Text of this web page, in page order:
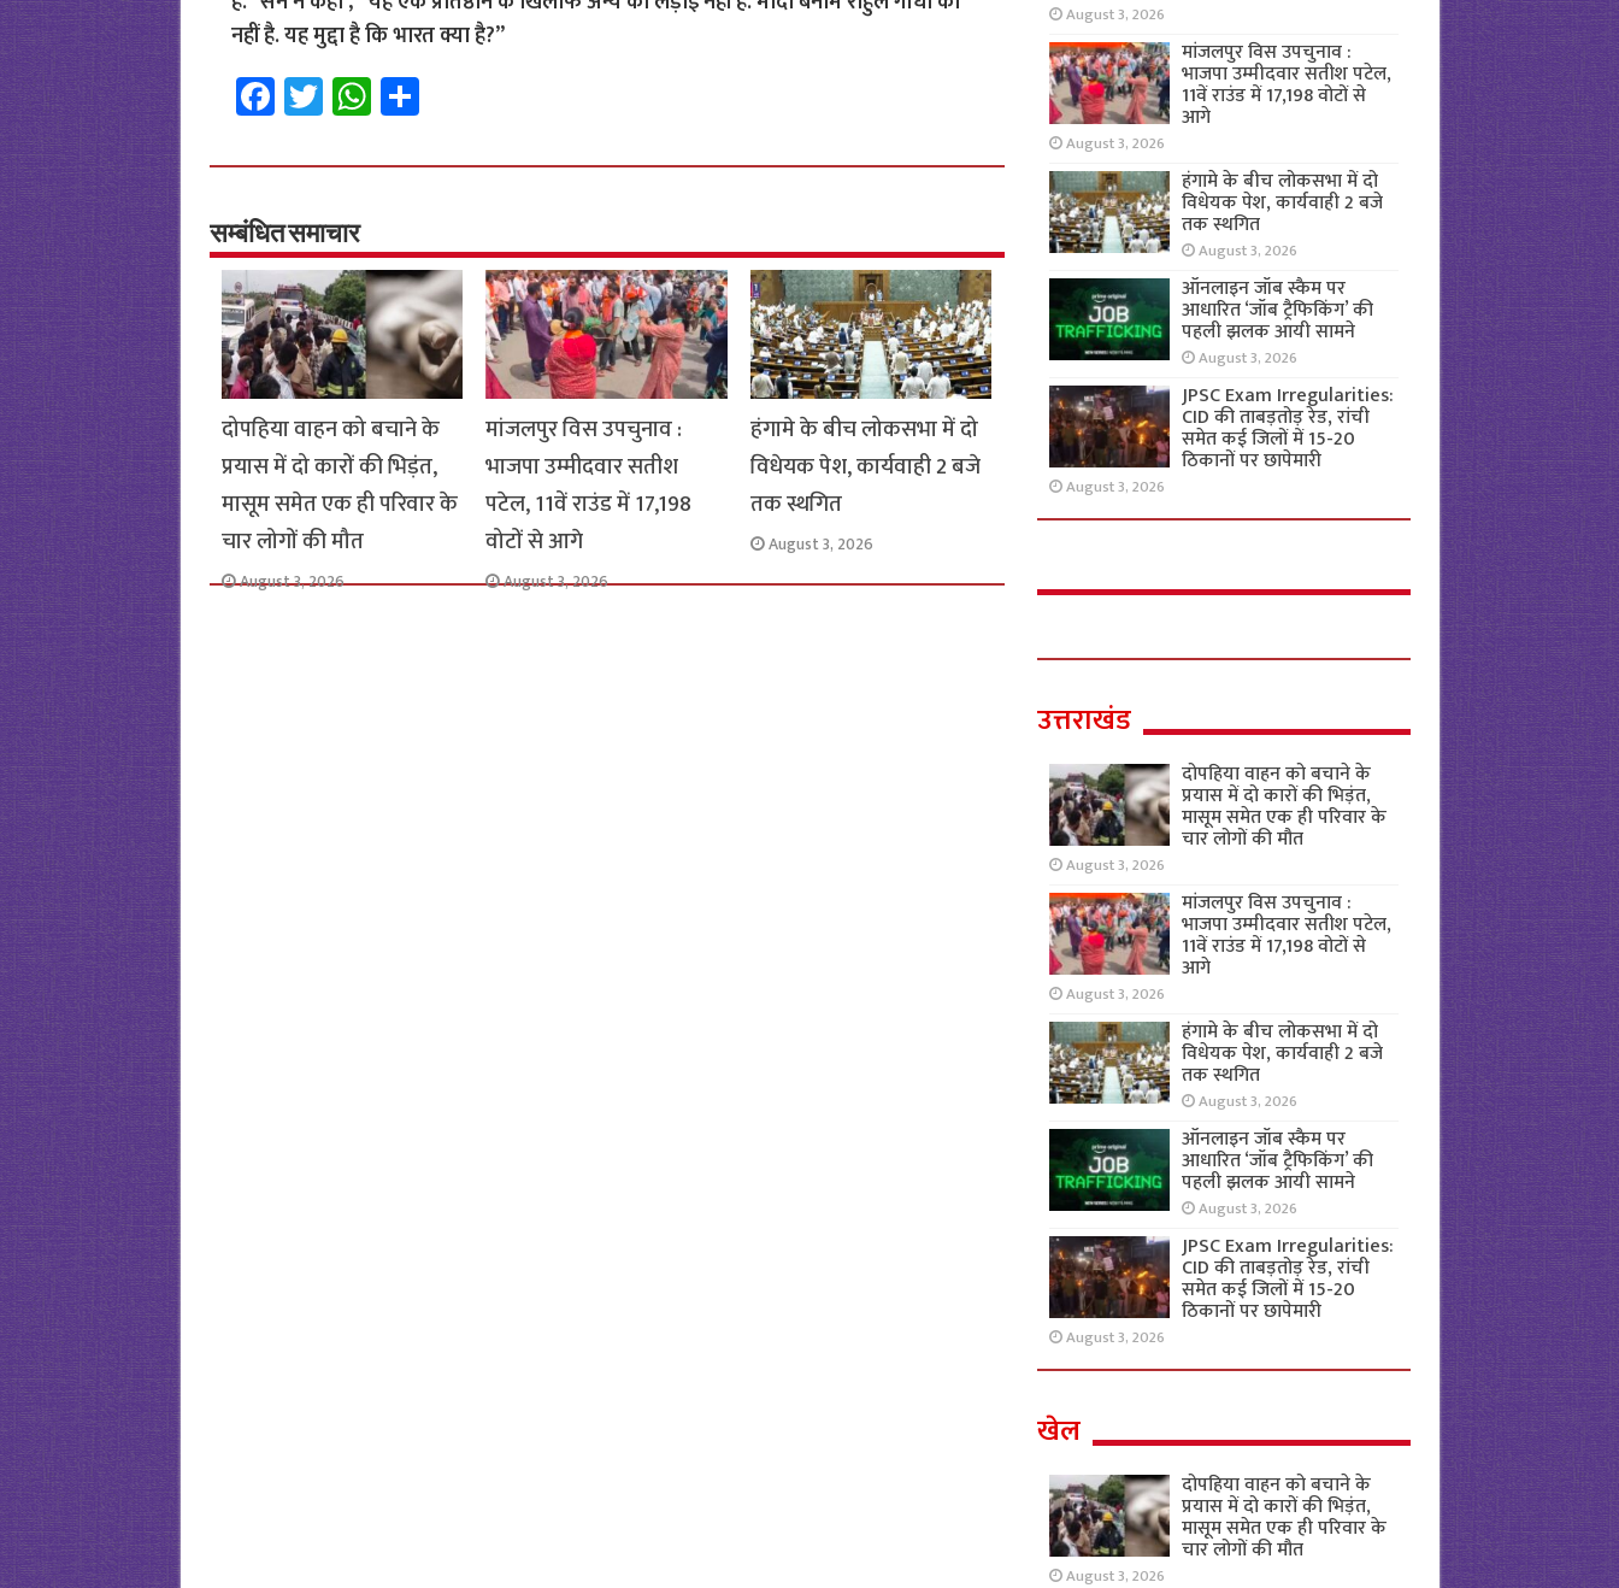
नहीं है. यह मुद्दा है कि भारत क्या है?’’
Fa
ce
b
o
o
k
T
wi
tt
er
W
h
at
p
p
S
h
ar
सम्बंधित समाचार
दोपहिया वाहन को बचाने के
प्रयास में दो कारों की भिड़ंत,
मासूम समेत एक ही परिवार के
चार लोगों की मौत
August 3, 2026
मांजलपुर विस उपचुनाव :
भाजपा उम्मीदवार सतीश
पटेल, 11वें राउंड में 17,198
वोटों से आगे
August 3, 2026
हंगामे के बीच लोकसभा में दो
विधेयक पेश, कार्यवाही 2 बजे
तक स्थगित
August 3, 2026
August 3, 2026
मांजलपुर विस उपचुनाव :
भाजपा उम्मीदवार सतीश पटेल,
11वें राउंड में 17,198 वोटों से
आगे
August 3, 2026
हंगामे के बीच लोकसभा में दो
विधेयक पेश, कार्यवाही 2 बजे
तक स्थगित
August 3, 2026
ऑनलाइन जॉब स्कैम पर
आधारित ‘जॉब ट्रैफिकिंग’ की
पहली झलक आयी सामने
August 3, 2026
JPSC Exam Irregularities:
CID की ताबड़तोड़ रेड, रांची
समेत कई जिलों में 15-20
ठिकानों पर छापेमारी
August 3, 2026
उत्तराखंड
दोपहिया वाहन को बचाने के
प्रयास में दो कारों की भिड़ंत,
मासूम समेत एक ही परिवार के
चार लोगों की मौत
August 3, 2026
मांजलपुर विस उपचुनाव :
भाजपा उम्मीदवार सतीश पटेल,
11वें राउंड में 17,198 वोटों से
आगे
August 3, 2026
हंगामे के बीच लोकसभा में दो
विधेयक पेश, कार्यवाही 2 बजे
तक स्थगित
August 3, 2026
ऑनलाइन जॉब स्कैम पर
आधारित ‘जॉब ट्रैफिकिंग’ की
पहली झलक आयी सामने
August 3, 2026
JPSC Exam Irregularities:
CID की ताबड़तोड़ रेड, रांची
समेत कई जिलों में 15-20
ठिकानों पर छापेमारी
August 3, 2026
खेल
दोपहिया वाहन को बचाने के
प्रयास में दो कारों की भिड़ंत,
मासूम समेत एक ही परिवार के
चार लोगों की मौत
August 3, 2026